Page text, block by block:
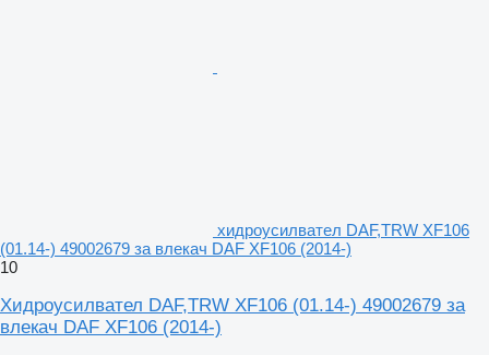
хидроусилвател DAF,TRW XF106
(01.14-) 49002679 за влекач DAF XF106 (2014-)
10
Хидроусилвател DAF,TRW XF106 (01.14-) 49002679 за
влекач DAF XF106 (2014-)